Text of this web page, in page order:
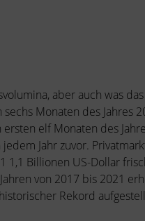
aber auch was
Monaten des Jahres
elf Monaten des
Jahr zuvor.
Billionen US-Dollar
von 2017 bis 2021
Rekord